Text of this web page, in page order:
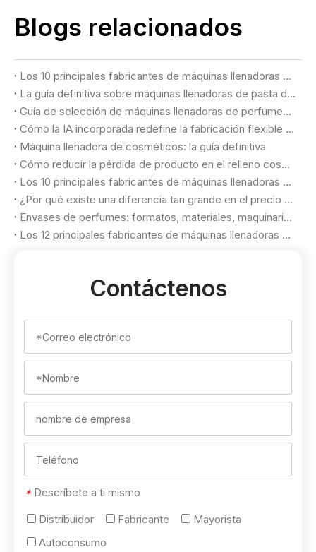
Blogs relacionados
Los 10 principales fabricantes de máquinas llenadoras de cosméticos en EE. UU.
La guía definitiva sobre máquinas llenadoras de pasta de dientes (2026)
Guía de selección de máquinas llenadoras de perfumes 2026: lograr una calidad de lujo y un rendimiento máximo
Cómo la IA incorporada redefine la fabricación flexible en las fábricas de cosméticos
Máquina llenadora de cosméticos: la guía definitiva
Cómo reducir la pérdida de producto en el relleno cosmético
Los 10 principales fabricantes de máquinas llenadoras de perfumes en Turquía
¿Por qué existe una diferencia tan grande en el precio de las máquinas llenadoras de perfumes?
Envases de perfumes: formatos, materiales, maquinaria y criterios de selección
Los 12 principales fabricantes de máquinas llenadoras de cosméticos en 2026
Contáctenos
* Descríbete a ti mismo
Distribuidor
Fabricante
Mayorista
Autoconsumo